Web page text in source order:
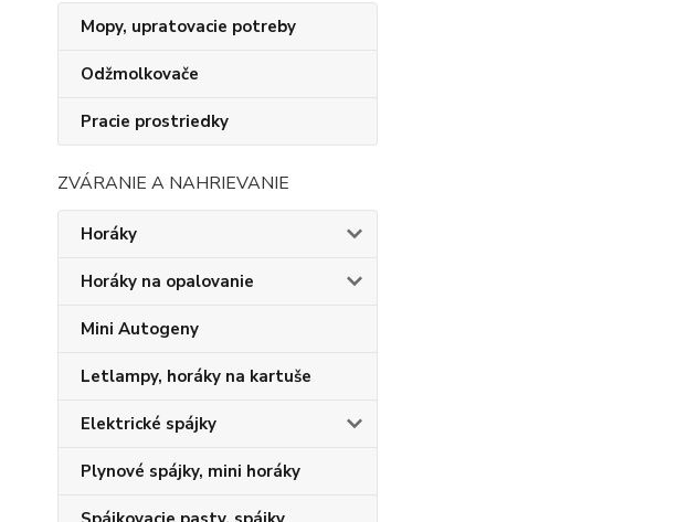
Mopy, upratovacie potreby
Odžmolkovače
Pracie prostriedky
ZVÁRANIE A NAHRIEVANIE
Horáky
Horáky na opalovanie
Mini Autogeny
Letlampy, horáky na kartuše
Elektrické spájky
Plynové spájky, mini horáky